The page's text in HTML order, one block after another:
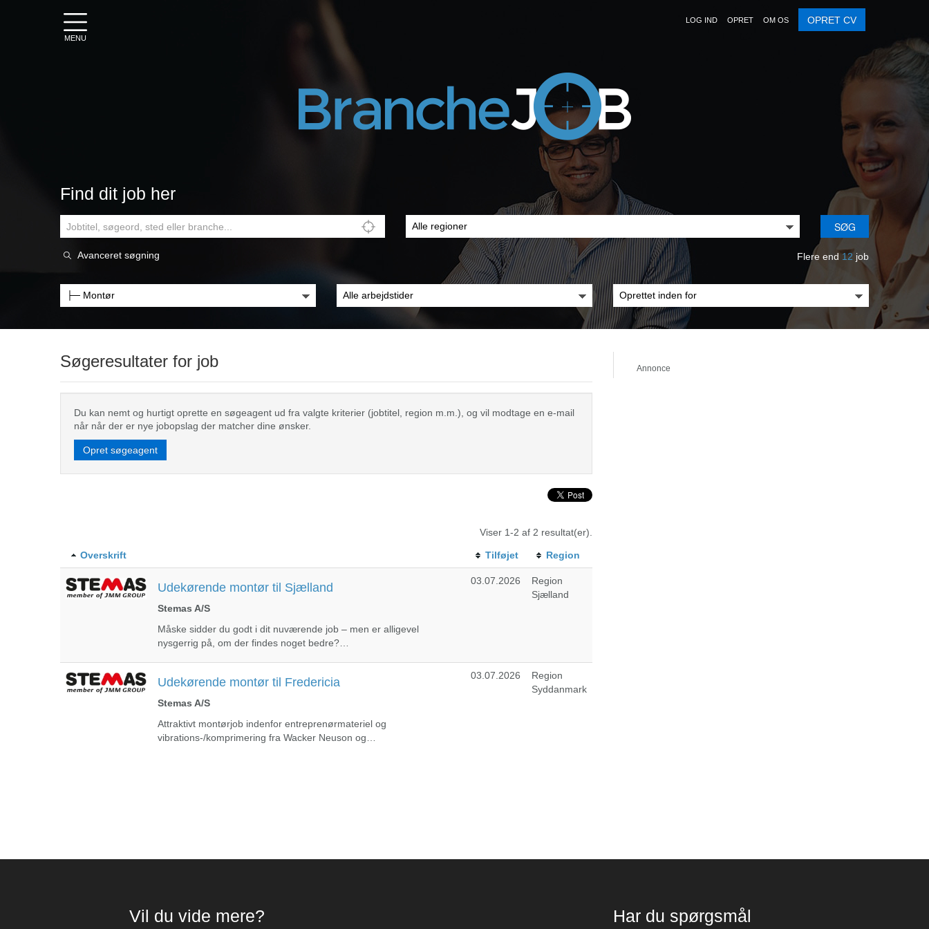
MENU
LOG IND OPRET OM OS OPRET CV
Find dit job her
SØG
Avanceret søgning Flere end 12 job
Søgeresultater for job
Du kan nemt og hurtigt oprette en søgeagent ud fra valgte kriterier (jobtitel, region m.m.), og vil modtage en e-mail
når når der er nye jobopslag der matcher dine ønsker.
Opret søgeagent
Viser 1-2 af 2 resultat(er).
Overskrift Tilføjet Region
Udekørende montør til Sjælland
Stemas A/S
Måske sidder du godt i dit nuværende job – men er alligevel
nysgerrig på, om der findes noget bedre?…
03.07.2026
Region
Sjælland
Udekørende montør til Fredericia
Stemas A/S
Attraktivt montørjob indenfor entreprenørmateriel og
vibrations-/komprimering fra Wacker Neuson og…
03.07.2026
Region
Syddanmark
Annonce
Vil du vide mere? Har du spørgsmål